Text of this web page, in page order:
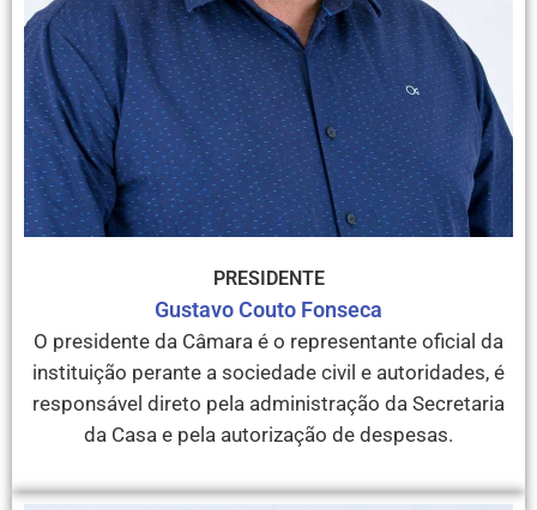
PRESIDENTE
Gustavo Couto Fonseca
O presidente da Câmara é o representante oficial da
instituição perante a sociedade civil e autoridades, é
responsável direto pela administração da Secretaria
da Casa e pela autorização de despesas.